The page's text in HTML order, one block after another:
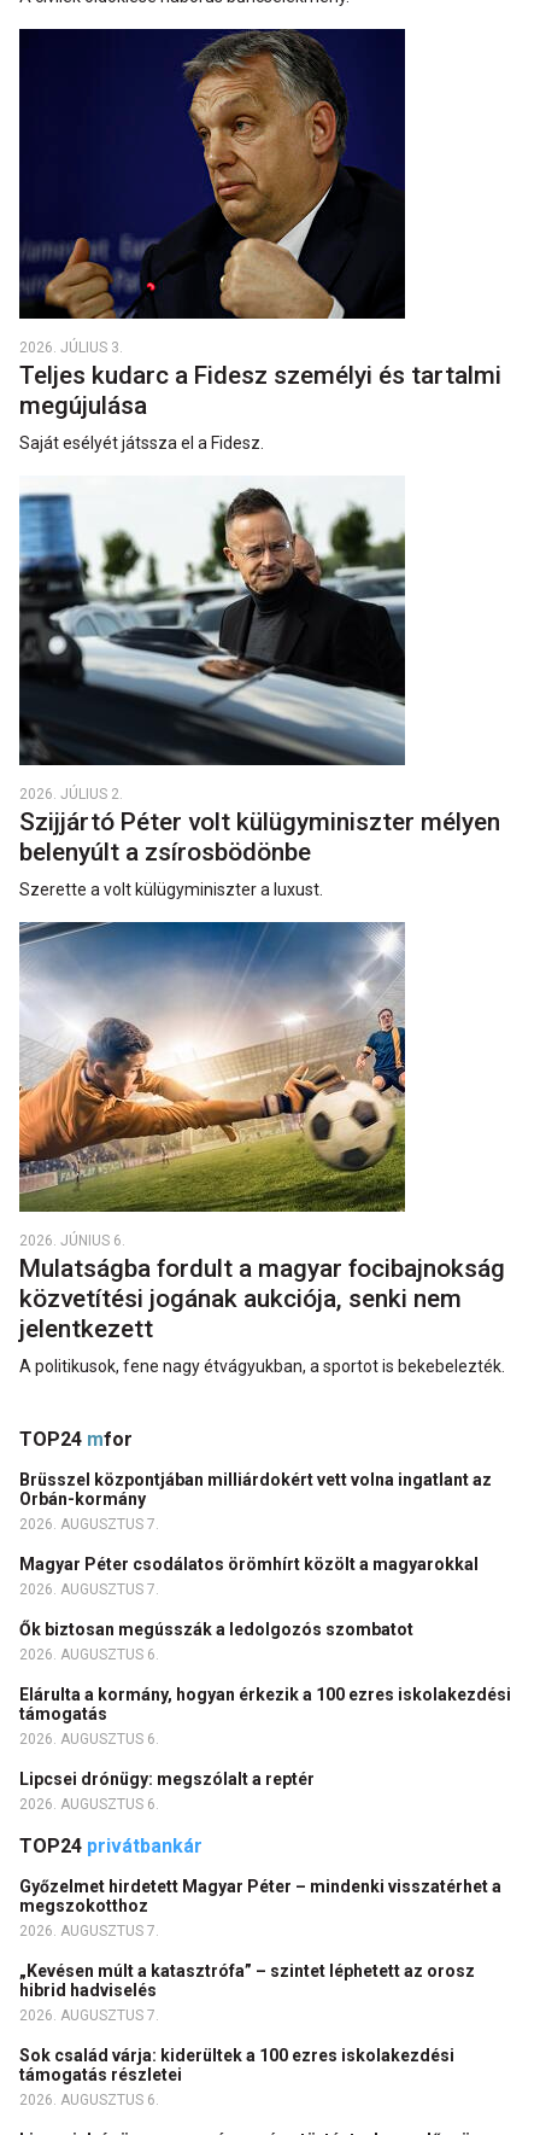
2026. JÚLIUS 3.
Teljes kudarc a Fidesz személyi és tartalmi
megújulása
Saját esélyét játssza el a Fidesz.
2026. JÚLIUS 2.
Szijjártó Péter volt külügyminiszter mélyen
belenyúlt a zsírosbödönbe
Szerette a volt külügyminiszter a luxust.
2026. JÚNIUS 6.
Mulatságba fordult a magyar focibajnokság
közvetítési jogának aukciója, senki nem
jelentkezett
A politikusok, fene nagy étvágyukban, a sportot is bekebelezték.
TOP24 mfor
Brüsszel központjában milliárdokért vett volna ingatlant az
Orbán-kormány
2026. AUGUSZTUS 7.
Magyar Péter csodálatos örömhírt közölt a magyarokkal
2026. AUGUSZTUS 7.
Ők biztosan megússzák a ledolgozós szombatot
2026. AUGUSZTUS 6.
Elárulta a kormány, hogyan érkezik a 100 ezres iskolakezdési
támogatás
2026. AUGUSZTUS 6.
Lipcsei drónügy: megszólalt a reptér
2026. AUGUSZTUS 6.
TOP24 privátbankár
Győzelmet hirdetett Magyar Péter – mindenki visszatérhet a
megszokotthoz
2026. AUGUSZTUS 7.
„Kevésen múlt a katasztrófa” – szintet léphetett az orosz
hibrid hadviselés
2026. AUGUSZTUS 7.
Sok család várja: kiderültek a 100 ezres iskolakezdési
támogatás részletei
2026. AUGUSZTUS 6.